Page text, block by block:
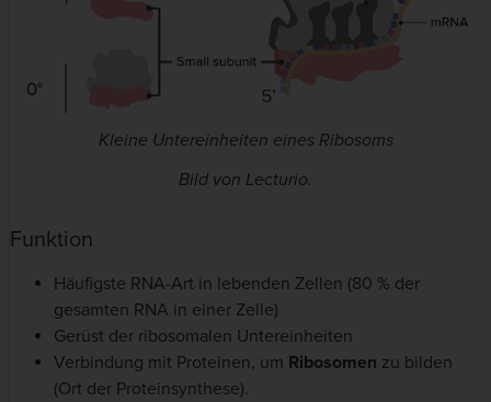
Kleine Untereinheiten eines Ribosoms
Bild von Lecturio.
Funktion
Häufigste RNA-Art in lebenden Zellen (80 % der
gesamten RNA in einer Zelle)
Gerüst der ribosomalen Untereinheiten
Verbindung mit Proteinen, um Ribosomen zu bilden
(Ort der Proteinsynthese).